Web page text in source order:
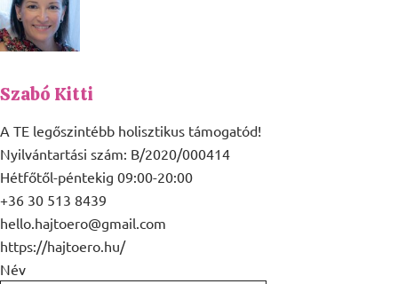
Szabó Kitti
A TE legőszintébb holisztikus támogatód!
Nyilvántartási szám: B/2020/000414
Hétfőtől-péntekig 09:00-20:00
+36 30 513 8439
hello.hajtoero@gmail.com
https://hajtoero.hu/
Név